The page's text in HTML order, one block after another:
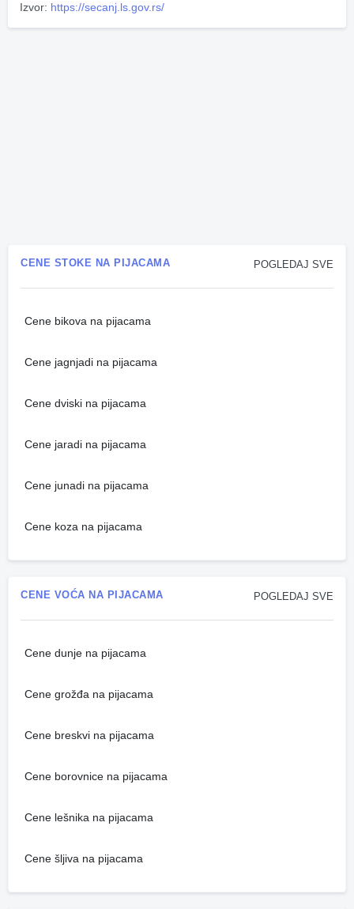
Izvor: https://secanj.ls.gov.rs/
POGLEDAJ SVE
CENE STOKE NA PIJACAMA
Cene bikova na pijacama
Cene jagnjadi na pijacama
Cene dviski na pijacama
Cene jaradi na pijacama
Cene junadi na pijacama
Cene koza na pijacama
POGLEDAJ SVE
CENE VOĆA NA PIJACAMA
Cene dunje na pijacama
Cene grožđa na pijacama
Cene breskvi na pijacama
Cene borovnice na pijacama
Cene lešnika na pijacama
Cene šljiva na pijacama